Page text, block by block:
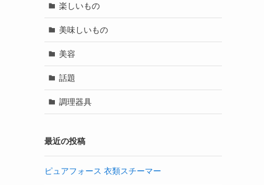
楽しいもの
美味しいもの
美容
話題
調理器具
最近の投稿
ピュアフォース 衣類スチーマー